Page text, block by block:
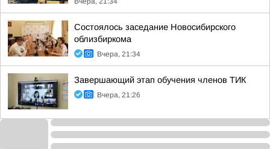
Состоялось заседание Новосибирского
облизбиркома
Вчера, 21:34
Завершающий этап обучения членов ТИК
Вчера, 21:26